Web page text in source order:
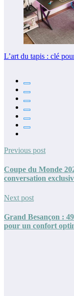
L’art du tapis : clé
Previous post
Coupe du Monde
conversation
Next post
Grand Besançon :
pour un confort